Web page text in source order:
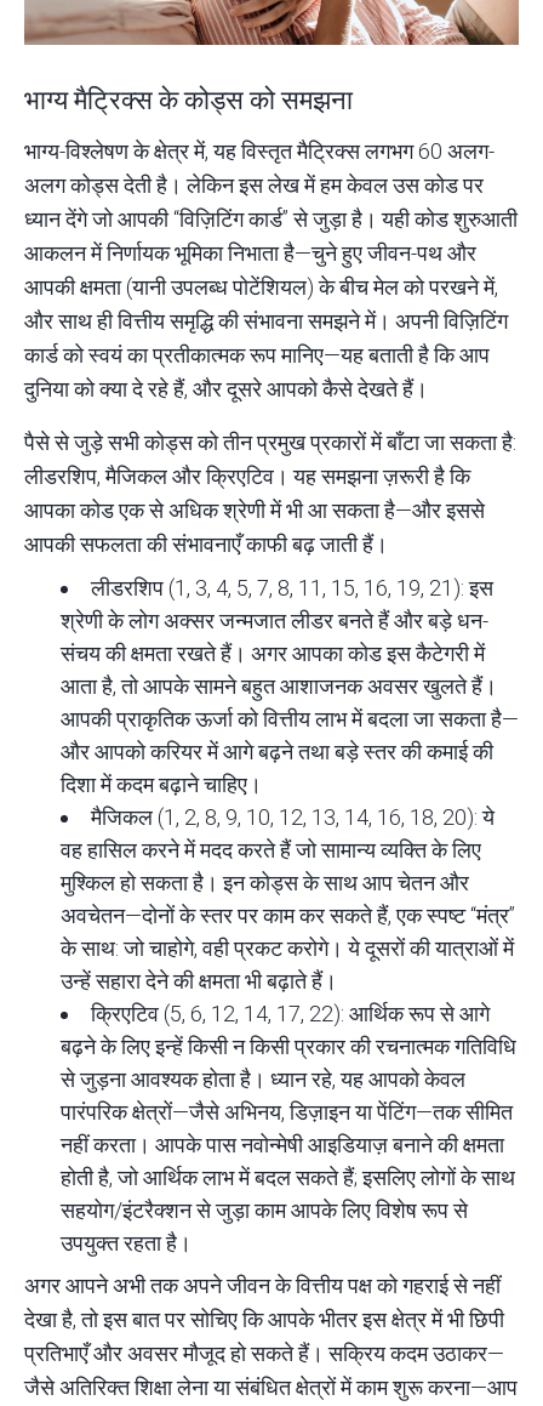
भाग्य मैट्रिक्स के कोड्स को समझना
भाग्य-विश्लेषण के क्षेत्र में, यह विस्तृत मैट्रिक्स लगभग 60 अलग-
अलग कोड्स देती है। लेकिन इस लेख में हम केवल उस कोड पर
ध्यान देंगे जो आपकी “विज़िटिंग कार्ड” से जुड़ा है। यही कोड शुरुआती
आकलन में निर्णायक भूमिका निभाता है—चुने हुए जीवन-पथ और
आपकी क्षमता (यानी उपलब्धपोटेंशियल) के बीच मेल को परखने में,
और साथ ही वित्तीय समृद्धि की संभावना समझने में। अपनी विज़िटिंग
कार्ड को स्वयं का प्रतीकात्मक रूप मानिए—यह बताती है कि आप
दुनिया को क्या दे रहे हैं, और दूसरे आपको कैसे देखते हैं।
पैसे से जुड़े सभी कोड्स को तीन प्रमुख प्रकारों में बाँटा जा सकता है:
लीडरशिप, मैजिकल और क्रिएटिव। यह समझना ज़रूरी है कि
आपका कोड एक से अधिक श्रेणी में भी आ सकता है—और इससे
आपकी सफलता की संभावनाएँ काफी बढ़ जाती हैं।
लीडरशिप (1, 3, 4, 5, 7, 8, 11, 15, 16, 19, 21): इस
श्रेणी के लोग अक्सर जन्मजात लीडर बनते हैं और बड़े धन-
संचय की क्षमता रखते हैं। अगर आपका कोड इस कैटेगरी में
आता है, तो आपके सामने बहुत आशाजनक अवसर खुलते हैं।
आपकी प्राकृतिक ऊर्जा को वित्तीय लाभ में बदला जा सकता है—
और आपको करियर में आगे बढ़ने तथा बड़े स्तर की कमाई की
दिशा में कदम बढ़ाने चाहिए।
मैजिकल (1, 2, 8, 9, 10, 12, 13, 14, 16, 18, 20): ये
वह हासिल करने में मदद करते हैं जो सामान्य व्यक्ति के लिए
मुश्किल हो सकता है। इन कोड्स के साथ आप चेतन और
अवचेतन—दोनों के स्तर पर काम कर सकते हैं, एक स्पष्ट “मंत्र”
के साथ: जो चाहोगे, वही प्रकट करोगे। ये दूसरों की यात्राओं में
उन्हें सहारा देने की क्षमता भी बढ़ाते हैं।
क्रिएटिव (5, 6, 12, 14, 17, 22): आर्थिक रूप से आगे
बढ़ने के लिए इन्हें किसी न किसी प्रकार की रचनात्मक गतिविधि
से जुड़ना आवश्यक होता है। ध्यान रहे, यह आपको केवल
पारंपरिक क्षेत्रों—जैसे अभिनय, डिज़ाइन या पेंटिंग—तक सीमित
नहीं करता। आपके पास नवोन्मेषी आइडियाज़ बनाने की क्षमता
होती है, जो आर्थिक लाभ में बदल सकते हैं; इसलिए लोगों के साथ
सहयोग/इंटरैक्शन से जुड़ा काम आपके लिए विशेष रूप से
उपयुक्त रहता है।
अगर आपने अभी तक अपने जीवन के वित्तीय पक्ष को गहराई से नहीं
देखा है, तो इस बात पर सोचिए कि आपके भीतर इस क्षेत्र में भी छिपी
प्रतिभाएँ और अवसर मौजूद हो सकते हैं। सक्रिय कदम उठाकर—
जैसे अतिरिक्त शिक्षा लेना या संबंधित क्षेत्रों में काम शुरू करना—आप